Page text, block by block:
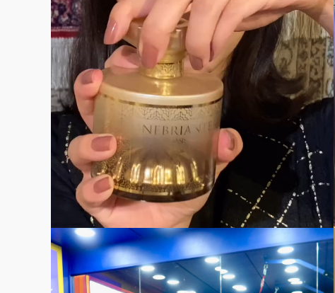
VER CASE COMPLETO